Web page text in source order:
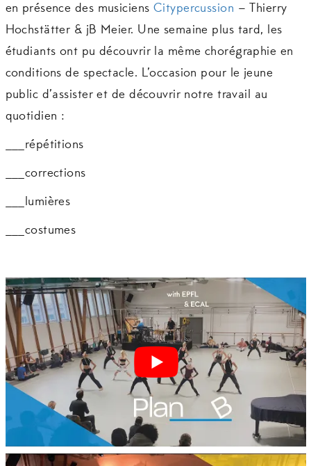
en présence des musiciens Citypercussion – Thierry
Hochstätter & jB Meier. Une semaine plus tard, les
étudiants ont pu découvrir la même chorégraphie en
conditions de spectacle. L’occasion pour le jeune
public d’assister et de découvrir notre travail au
quotidien :
___répétitions
___corrections
___lumières
___costumes